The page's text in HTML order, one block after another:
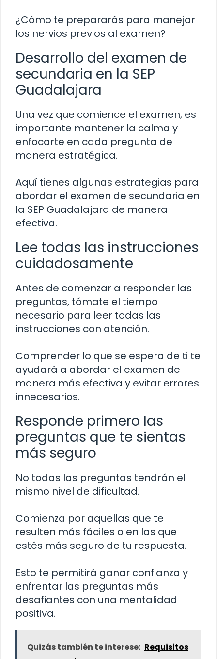
¿Cómo te prepararás para manejar
los nervios previos al examen?
Desarrollo del examen de
secundaria en la SEP
Guadalajara
Una vez que comience el examen, es
importante mantener la calma y
enfocarte en cada pregunta de
manera estratégica.
Aquí tienes algunas estrategias para
abordar el examen de secundaria en
la SEP Guadalajara de manera
efectiva.
Lee todas las instrucciones
cuidadosamente
Antes de comenzar a responder las
preguntas, tómate el tiempo
necesario para leer todas las
instrucciones con atención.
Comprender lo que se espera de ti te
ayudará a abordar el examen de
manera más efectiva y evitar errores
innecesarios.
Responde primero las
preguntas que te sientas
más seguro
No todas las preguntas tendrán el
mismo nivel de dificultad.
Comienza por aquellas que te
resulten más fáciles o en las que
estés más seguro de tu respuesta.
Esto te permitirá ganar confianza y
enfrentar las preguntas más
desafiantes con una mentalidad
positiva.
Quizás también te interese: Requisitos